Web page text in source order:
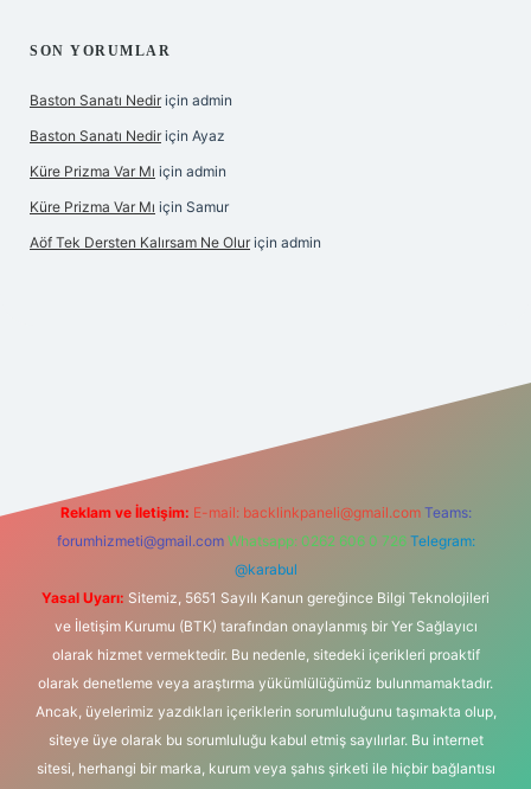
SON YORUMLAR
Baston Sanatı Nedir için admin
Baston Sanatı Nedir için Ayaz
Küre Prizma Var Mı için admin
Küre Prizma Var Mı için Samur
Aöf Tek Dersten Kalırsam Ne Olur için admin
Reklam ve İletişim: E-mail: backlinkpaneli@gmail.com Teams:
forumhizmeti@gmail.com Whatsapp: 0262 606 0 726 Telegram:
@karabul
Yasal Uyarı: Sitemiz, 5651 Sayılı Kanun gereğince Bilgi Teknolojileri
ve İletişim Kurumu (BTK) tarafından onaylanmış bir Yer Sağlayıcı
olarak hizmet vermektedir. Bu nedenle, sitedeki içerikleri proaktif
olarak denetleme veya araştırma yükümlülüğümüz bulunmamaktadır.
Ancak, üyelerimiz yazdıkları içeriklerin sorumluluğunu taşımakta olup,
siteye üye olarak bu sorumluluğu kabul etmiş sayılırlar. Bu internet
sitesi, herhangi bir marka, kurum veya şahıs şirketi ile hiçbir bağlantısı